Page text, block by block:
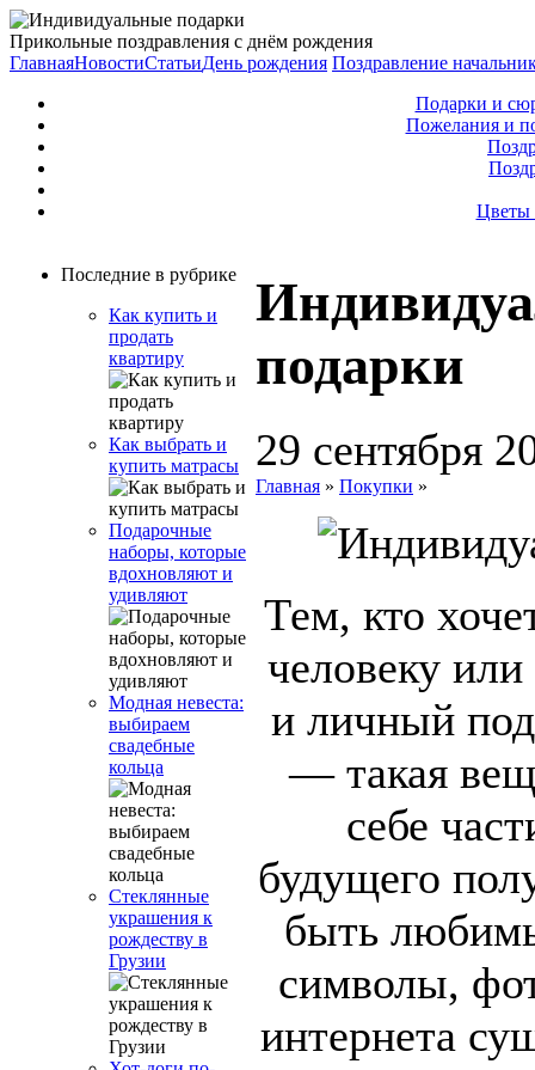
Прикольные поздравления с днём рождения
ГлавнаяНовостиСтатьиДень рождения Поздравление
Подарки и
Пожелания и
Цветы
Последние в рубрике
Как купить и
продать
квартиру
Как выбрать и
купить матрасы
Подарочные
наборы, которые
вдохновляют и
удивляют
Модная невеста:
выбираем
свадебные
кольца
Стеклянные
украшения к
рождеству в
Грузии
подарки
29 сентября
Главная » Покупки »
Тем, кто
человеку
и личный
— такая
себе
будущего
быть
символы,
интернета